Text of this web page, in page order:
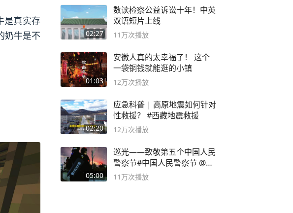
是真实存
奶牛是不
02:27
数读检察公益诉讼十年！中英
双语短片上线
11万次播放
01:03
安徽人真的太幸福了！ 这个
一袋铜钱就能逛的小镇
12万次播放
02:20
应急科普 | 高原地震如何针对
性救援？ #西藏地震救援
12万次播放
05:00
巡光——致敬第五个中国人民
警察节#中国人民警察节 @抖
音小助手
11万次播放